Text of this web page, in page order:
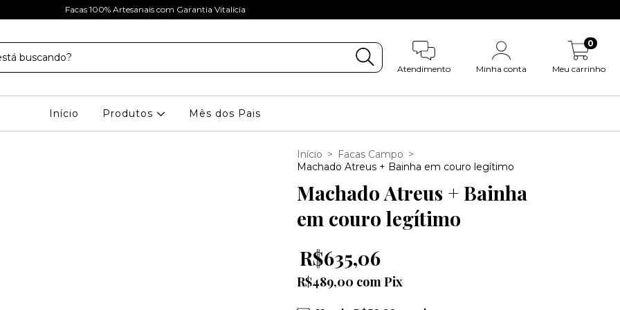
Facas 100% Artesanais com Garantia Vitalícia
Atendimento Minha conta Meu carrinho
0
Início Produtos Mês dos Pais
Início > Facas Campo >
Machado Atreus + Bainha em couro legítimo
Machado Atreus + Bainha
em couro legítimo
R$635,06
R$489,00 comPix